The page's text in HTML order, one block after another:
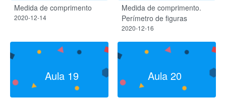
Medida de comprimento
2020-12-14
Medida de comprimento.
Perímetro de figuras
2020-12-16
Aula 19 Aula 20